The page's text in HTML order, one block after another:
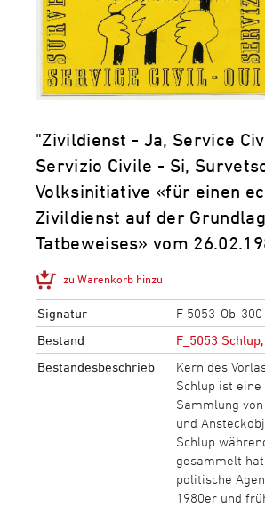
"Zivildienst - Ja, Service
Servizio Civile - Si,
Volksinitiative «für einen
Zivildienst auf der
Tatbeweises» vom
zu Warenkorb hinzu
Signatur
F 5053-Ob-300
Bestand
F_5053
Bestandesbeschrieb
Kern des
Schlup ist eine
Sammlung
und
Schlup
gesammelt
politische
1980er und